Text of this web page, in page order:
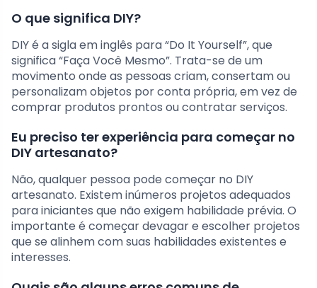
O que significa DIY?
DIY é a sigla em inglês para “Do It Yourself”, que
significa “Faça Você Mesmo”. Trata-se de um
movimento onde as pessoas criam, consertam ou
personalizam objetos por conta própria, em vez de
comprar produtos prontos ou contratar serviços.
Eu preciso ter experiência para começar no
DIY artesanato?
Não, qualquer pessoa pode começar no DIY
artesanato. Existem inúmeros projetos adequados
para iniciantes que não exigem habilidade prévia. O
importante é começar devagar e escolher projetos
que se alinhem com suas habilidades existentes e
interesses.